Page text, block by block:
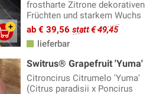
frostharte Zitrone dekorativen
Früchten und starkem Wuchs
ab € 39,56 statt € 49,45
lieferbar
Switrus® Grapefruit 'Yuma'
Citroncirus Citrumelo 'Yuma'
(Citrus paradisii x Poncirus